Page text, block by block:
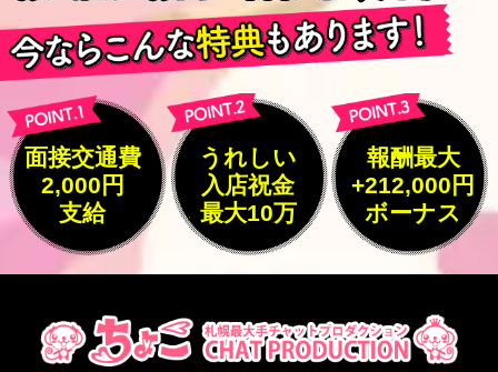
面接交通費
2,000円
支給
うれしい
入店祝金
最大10万
報酬最大
+212,000円
ボーナス